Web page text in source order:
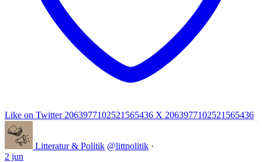
Like on Twitter 2063977102521565436 X 2063977102521565436
Litteratur & Politik @littpolitik ·
2 jun